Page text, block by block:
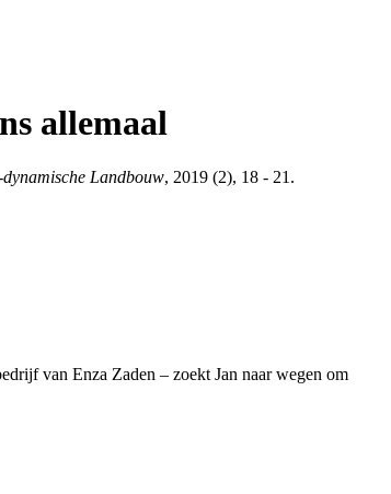
allemaal
Landbouw, 2019 (2), 18 - 21.
van Enza Zaden – zoekt Jan naar wegen om